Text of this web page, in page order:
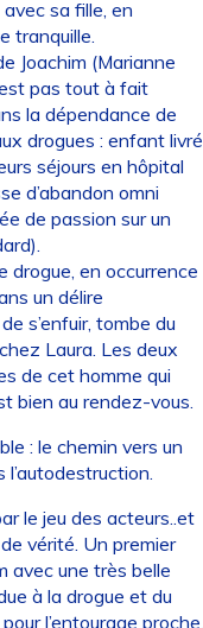
sa fille, en
tranquille.
Joachim (Marianne
pas tout à fait
la dépendance de
drogues : enfant livré
séjours en hôpital
d’abandon omni
de passion sur un
drogue, en occurrence
un délire
s’enfuir, tombe du
Laura. Les deux
de cet homme qui
bien au rendez-vous.
: le chemin vers un
l’autodestruction.
le jeu des acteurs..et
vérité. Un premier
avec une très belle
à la drogue et du
l’entourage proche.